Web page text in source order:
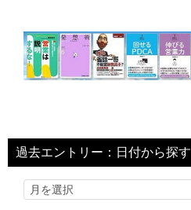
過去エントリー：日付から探す